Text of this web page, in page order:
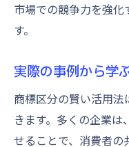
市場での競争力を強
す。
実際の事例から学
商標区分の賢い活用
きます。多くの企業
せることで、消費者の